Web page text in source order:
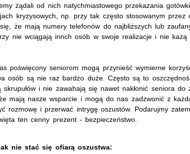
żądali od nich natychmiastowego przekazania
kryzysowych, np. przy tak często stosowanym przez
że mają numery telefonów do najbliższych lub
nie wciągają innch osób w swoje realizacje i nie
poświęcony seniorom mogą przynieść wymierne
osób są nie raz bardzo duże. Często są to
i nie zawahają się nawet nakłonić seniora do
mają nasze wsparcie i mogą do nas zadzwonić z
rozmowę i przerwać intrygę oszustów. Podarujmy
ten cenny prezent - bezpieczeństwo.
nie stać się ofiarą oszustwa: